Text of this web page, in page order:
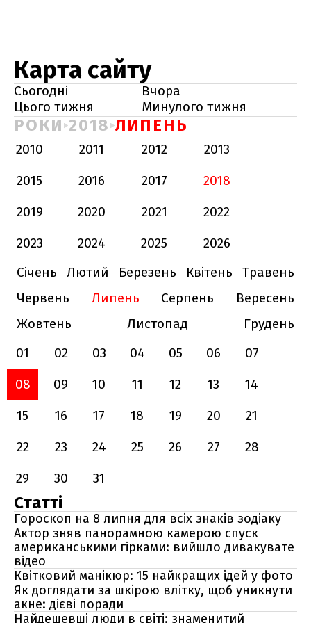
Карта сайту
Сьогодні
Вчора
Цього тижня
Минулого тижня
РОКИ 2018 ЛИПЕНЬ
2010 2011 2012
2013
2015
2016 2017
2018
2019
2020 2021
2022
2023
2024 2025
2026
Січень
Лютий Березень Квітень
Травень
Червень
Липень Серпень
Вересень
Жовтень
Листопад
Грудень
01
02 03 04 05 06
07
08
09 10 11 12 13
14
15
16 17 18 19 20
21
22
23 24 25 26 27
28
29
30 31
Статті
Гороскоп на 8 липня для всіх знаків зодіаку
Актор зняв панорамною камерою спуск
американськими гірками: вийшло дивакувате
відео
Квітковий манікюр: 15 найкращих ідей у фото
Як доглядати за шкірою влітку, щоб уникнути
акне: дієві поради
Найдешевші люди в світі: знаменитий